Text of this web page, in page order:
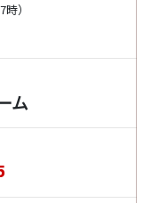
）
ム